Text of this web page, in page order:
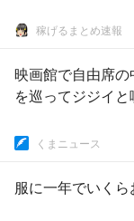
稼げるまとめ速報
映画館で自由席
を巡ってジジイ
くまニュース
服に一年でいくら